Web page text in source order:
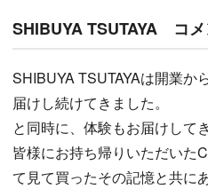
SHIBUYA TSUTAYA コメ
SHIBUYA TSUTAYAは開業か
届けし続けてきました。
と同時に、体験もお届けして
皆様にお持ち帰りいただいた
て見て買ったその記憶と共に